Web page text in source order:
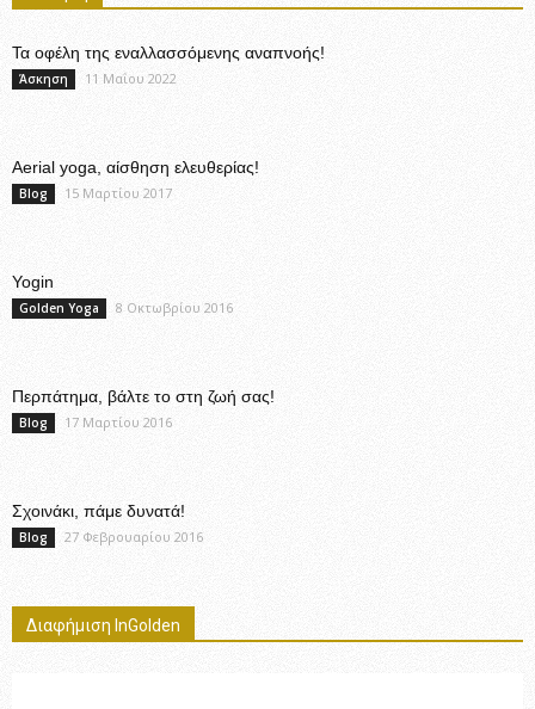
Τα οφέλη της εναλλασσόμενης αναπνοής!
Άσκηση 11 Μαΐου 2022
Aerial yoga, αίσθηση ελευθερίας!
Blog 15 Μαρτίου 2017
Yogin
Golden Yoga 8 Οκτωβρίου 2016
Περπάτημα, βάλτε το στη ζωή σας!
Blog 17 Μαρτίου 2016
Σχοινάκι, πάμε δυνατά!
Blog 27 Φεβρουαρίου 2016
Διαφήμιση InGolden